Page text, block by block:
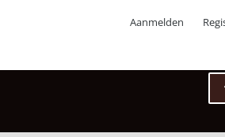
Aanmelden